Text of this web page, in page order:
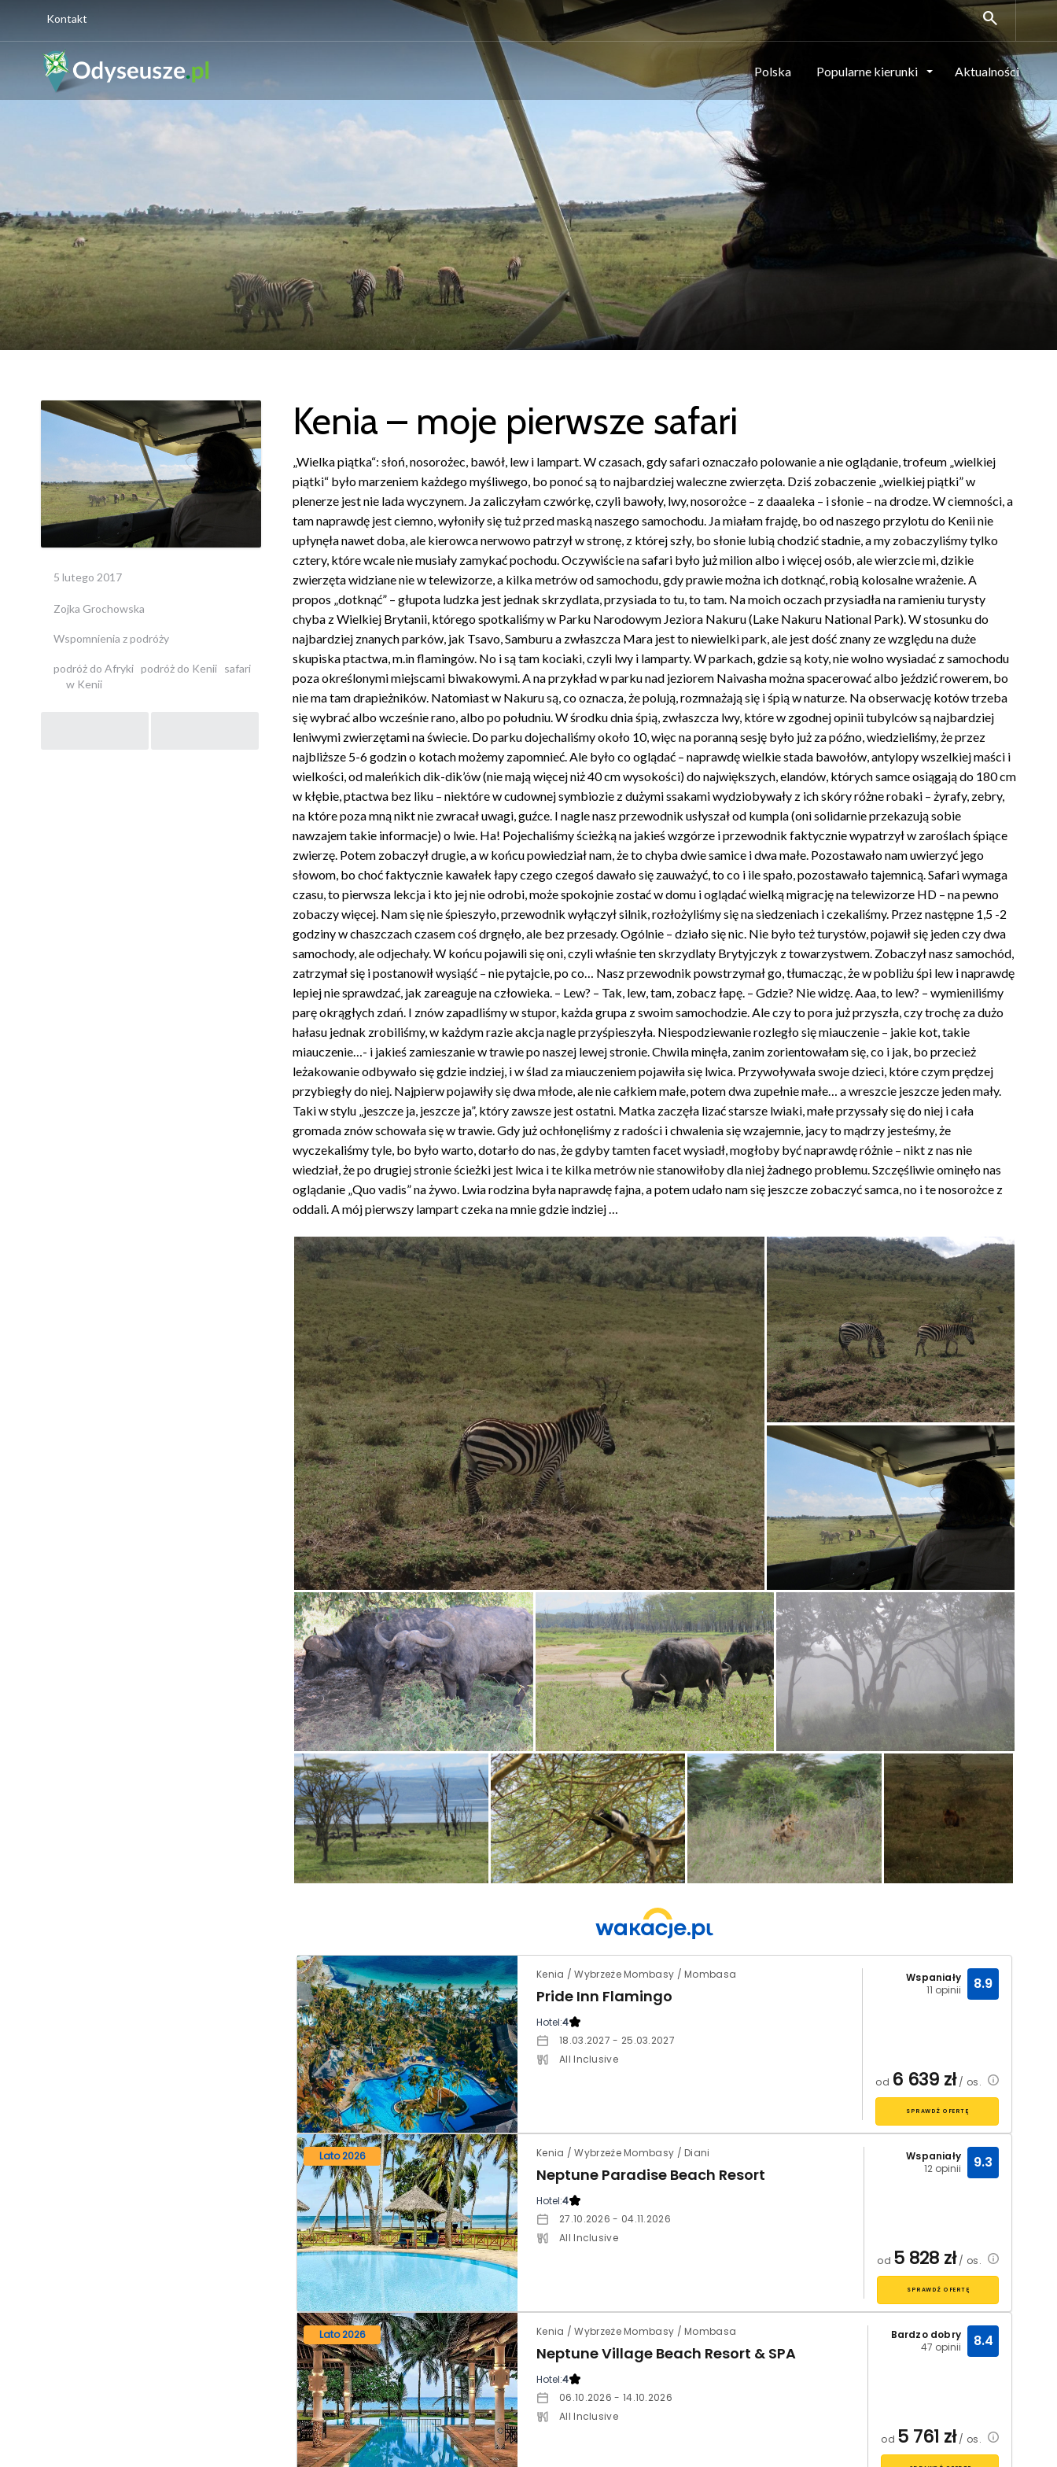
Kontakt search
Polska Popularne kierunki Aktualności
Kenia – moje pierwsze safari
„Wielka piątka“: słoń, nosorożec, bawół, lew i lampart. W czasach, gdy safari oznaczało polowanie a nie oglądanie, trofeum „wielkiej
piątki“ było marzeniem każdego myśliwego, bo ponoć są to najbardziej waleczne zwierzęta. Dziś zobaczenie „wielkiej piątki” w
plenerze jest nie lada wyczynem. Ja zaliczyłam czwórkę, czyli bawoły, lwy, nosorożce – z daaaleka – i słonie – na drodze. W ciemności, a
tam naprawdę jest ciemno, wyłoniły się tuż przed maską naszego samochodu. Ja miałam frajdę, bo od naszego przylotu do Kenii nie
upłynęła nawet doba, ale kierowca nerwowo patrzył w stronę, z której szły, bo słonie lubią chodzić stadnie, a my zobaczyliśmy tylko
cztery, które wcale nie musiały zamykać pochodu. Oczywiście na safari było już milion albo i więcej osób, ale wierzcie mi, dzikie
zwierzęta widziane nie w telewizorze, a kilka metrów od samochodu, gdy prawie można ich dotknąć, robią kolosalne wrażenie. A
propos „dotknąć” – głupota ludzka jest jednak skrzydlata, przysiada to tu, to tam. Na moich oczach przysiadła na ramieniu turysty
chyba z Wielkiej Brytanii, którego spotkaliśmy w Parku Narodowym Jeziora Nakuru (Lake Nakuru National Park). W stosunku do
najbardziej znanych parków, jak Tsavo, Samburu a zwłaszcza Mara jest to niewielki park, ale jest dość znany ze względu na duże
skupiska ptactwa, m.in flamingów. No i są tam kociaki, czyli lwy i lamparty. W parkach, gdzie są koty, nie wolno wysiadać z samochodu
poza określonymi miejscami biwakowymi. A na przykład w parku nad jeziorem Naivasha można spacerować albo jeździć rowerem, bo
nie ma tam drapieżników. Natomiast w Nakuru są, co oznacza, że polują, rozmnażają się i śpią w naturze. Na obserwację kotów trzeba
się wybrać albo wcześnie rano, albo po południu. W środku dnia śpią, zwłaszcza lwy, które w zgodnej opinii tubylców są najbardziej
leniwymi zwierzętami na świecie. Do parku dojechaliśmy około 10, więc na poranną sesję było już za późno, wiedzieliśmy, że przez
najbliższe 5-6 godzin o kotach możemy zapomnieć. Ale było co oglądać – naprawdę wielkie stada bawołów, antylopy wszelkiej maści i
wielkości, od maleńkich dik-dik’ów (nie mają więcej niż 40 cm wysokości) do największych, elandów, których samce osiągają do 180 cm
w kłębie, ptactwa bez liku – niektóre w cudownej symbiozie z dużymi ssakami wydziobywały z ich skóry różne robaki – żyrafy, zebry,
na które poza mną nikt nie zwracał uwagi, guźce. I nagle nasz przewodnik usłyszał od kumpla (oni solidarnie przekazują sobie
nawzajem takie informacje) o lwie. Ha! Pojechaliśmy ścieżką na jakieś wzgórze i przewodnik faktycznie wypatrzył w zaroślach śpiące
zwierzę. Potem zobaczył drugie, a w końcu powiedział nam, że to chyba dwie samice i dwa małe. Pozostawało nam uwierzyć jego
słowom, bo choć faktycznie kawałek łapy czego czegoś dawało się zauważyć, to co i ile spało, pozostawało tajemnicą. Safari wymaga
czasu, to pierwsza lekcja i kto jej nie odrobi, może spokojnie zostać w domu i oglądać wielką migrację na telewizorze HD – na pewno
zobaczy więcej. Nam się nie śpieszyło, przewodnik wyłączył silnik, rozłożyliśmy się na siedzeniach i czekaliśmy. Przez następne 1,5 -2
godziny w chaszczach czasem coś drgnęło, ale bez przesady. Ogólnie – działo się nic. Nie było też turystów, pojawił się jeden czy dwa
samochody, ale odjechały. W końcu pojawili się oni, czyli właśnie ten skrzydlaty Brytyjczyk z towarzystwem. Zobaczył nasz samochód,
zatrzymał się i postanowił wysiąść – nie pytajcie, po co… Nasz przewodnik powstrzymał go, tłumacząc, że w pobliżu śpi lew i naprawdę
lepiej nie sprawdzać, jak zareaguje na człowieka. – Lew? – Tak, lew, tam, zobacz łapę. – Gdzie? Nie widzę. Aaa, to lew? – wymieniliśmy
parę okrągłych zdań. I znów zapadliśmy w stupor, każda grupa z swoim samochodzie. Ale czy to pora już przyszła, czy trochę za dużo
hałasu jednak zrobiliśmy, w każdym razie akcja nagle przyśpieszyła. Niespodziewanie rozległo się miauczenie – jakie kot, takie
miauczenie…- i jakieś zamieszanie w trawie po naszej lewej stronie. Chwila minęła, zanim zorientowałam się, co i jak, bo przecież
leżakowanie odbywało się gdzie indziej, i w ślad za miauczeniem pojawiła się lwica. Przywoływała swoje dzieci, które czym prędzej
przybiegły do niej. Najpierw pojawiły się dwa młode, ale nie całkiem małe, potem dwa zupełnie małe… a wreszcie jeszcze jeden mały.
Taki w stylu „jeszcze ja, jeszcze ja”, który zawsze jest ostatni. Matka zaczęła lizać starsze lwiaki, małe przyssały się do niej i cała
gromada znów schowała się w trawie. Gdy już ochłonęliśmy z radości i chwalenia się wzajemnie, jacy to mądrzy jesteśmy, że
wyczekaliśmy tyle, bo było warto, dotarło do nas, że gdyby tamten facet wysiadł, mogłoby być naprawdę różnie – nikt z nas nie
wiedział, że po drugiej stronie ścieżki jest lwica i te kilka metrów nie stanowiłoby dla niej żadnego problemu. Szczęśliwie ominęło nas
oglądanie „Quo vadis” na żywo. Lwia rodzina była naprawdę fajna, a potem udało nam się jeszcze zobaczyć samca, no i te nosorożce z
oddali. A mój pierwszy lampart czeka na mnie gdzie indziej …
Kenia / Wybrzeże Mombasy / Mombasa
Pride Inn Flamingo
Hotel:4
18.03.2027 - 25.03.2027
All Inclusive
Wspaniały
11 opinii
8.9
od 6 639 zł/ os.
SPRAWDŹ OFERTĘ
Lato 2026 Kenia / Wybrzeże Mombasy / Diani
Neptune Paradise Beach Resort
Hotel:4
27.10.2026 - 04.11.2026
All Inclusive
Wspaniały
12 opinii
9.3
od 5 828 zł/ os.
SPRAWDŹ OFERTĘ
Lato 2026 Kenia / Wybrzeże Mombasy / Mombasa
Neptune Village Beach Resort & SPA
Hotel:4
06.10.2026 - 14.10.2026
All Inclusive
Bardzo dobry
47 opinii
8.4
od 5 761 zł/ os.
5 lutego 2017
Zojka Grochowska
Wspomnienia z podróży
podróż do Afryki podróż do Kenii safari
w Kenii